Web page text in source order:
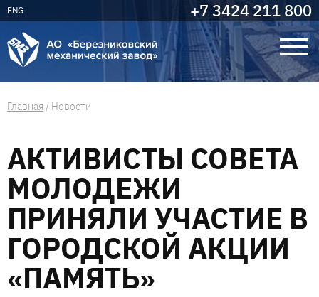
+7 3424 211 800
ENG
Главная / Новости
АКТИВИСТЫ СОВЕТА
МОЛОДЕЖИ
ПРИНЯЛИ УЧАСТИЕ В
ГОРОДСКОЙ АКЦИИ
«ПАМЯТЬ»